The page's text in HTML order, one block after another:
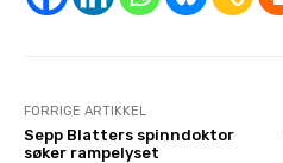
FORRIGE ARTIKKEL
Sepp Blatters spinndoktor
søker rampelyset